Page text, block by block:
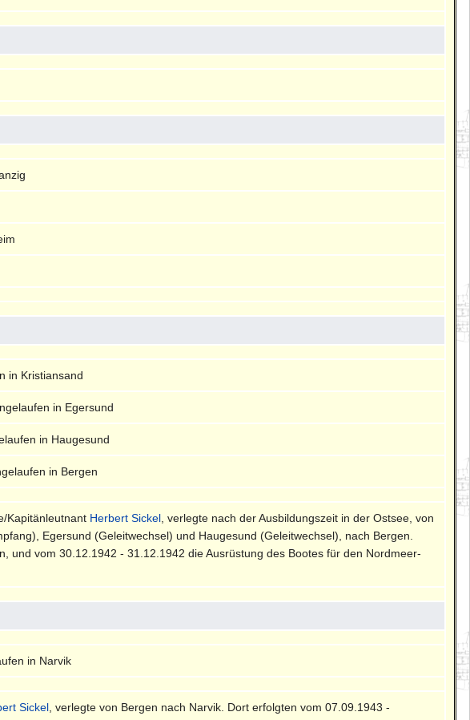
in Kristiansand
in Egersund
in Haugesund
in Bergen
Kapitänleutnant Herbert Sickel , verlegte nach der Ausbildungszeit in der Ostsee, von
Egersund (Geleitwechsel) und Haugesund (Geleitwechsel), nach Bergen.
und vom 30.12.1942 - 31.12.1942 die Ausrüstung des Bootes für den Nordmeer-
in Narvik
Sickel , verlegte von Bergen nach Narvik. Dort erfolgten vom 07.09.1943 -